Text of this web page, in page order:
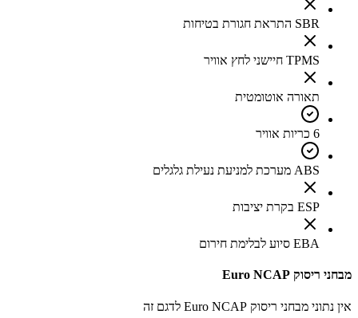
SBR התראת חגורת בטיחות
TPMS חיישני לחץ אוויר
תאורה אוטומטית
6 כריות אוויר
ABS מערכת למניעת נעילת גלגלים
ESP בקרת יציבות
EBA סיוע לבלימת חירום
מבחני ריסוק Euro NCAP
אין נתוני מבחני ריסוק Euro NCAP לדגם זה